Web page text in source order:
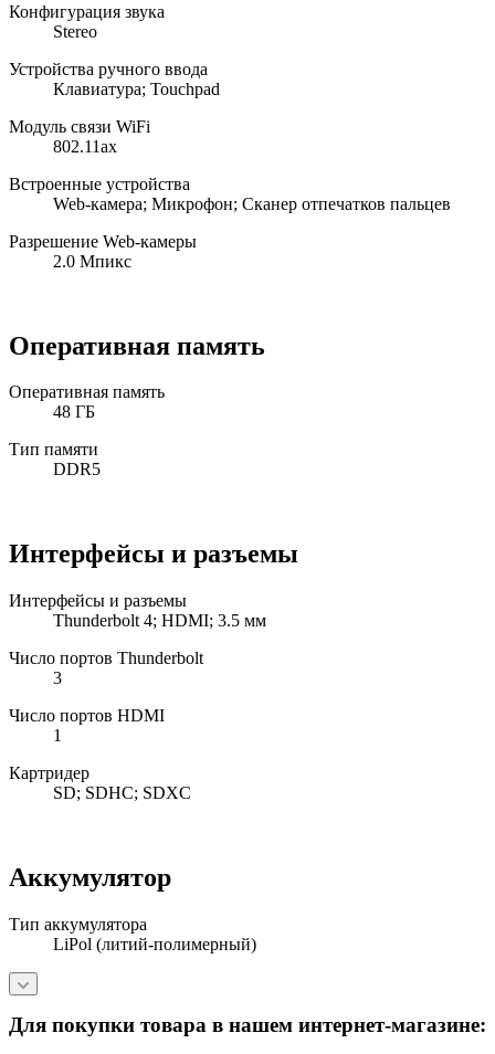
Конфигурация звука
Stereo
Устройства ручного ввода
Клавиатура; Touchpad
Модуль связи WiFi
802.11ax
Встроенные устройства
Web-камера; Микрофон; Сканер отпечатков пальцев
Разрешение Web-камеры
2.0 Мпикс
Оперативная память
Оперативная память
48 ГБ
Тип памяти
DDR5
Интерфейсы и разъемы
Интерфейсы и разъемы
Thunderbolt 4; HDMI; 3.5 мм
Число портов Thunderbolt
3
Число портов HDMI
1
Картридер
SD; SDHC; SDXC
Аккумулятор
Тип аккумулятора
LiPol (литий-полимерный)
Для покупки товара в нашем интернет-магазине: